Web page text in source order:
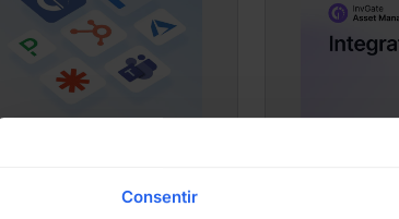
Consentir
julho 15, 2024